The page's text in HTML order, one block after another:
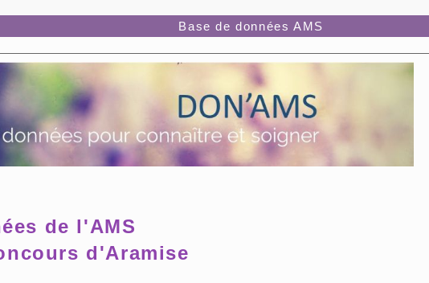
Base de données AMS
de l'AMS
d'Aramise